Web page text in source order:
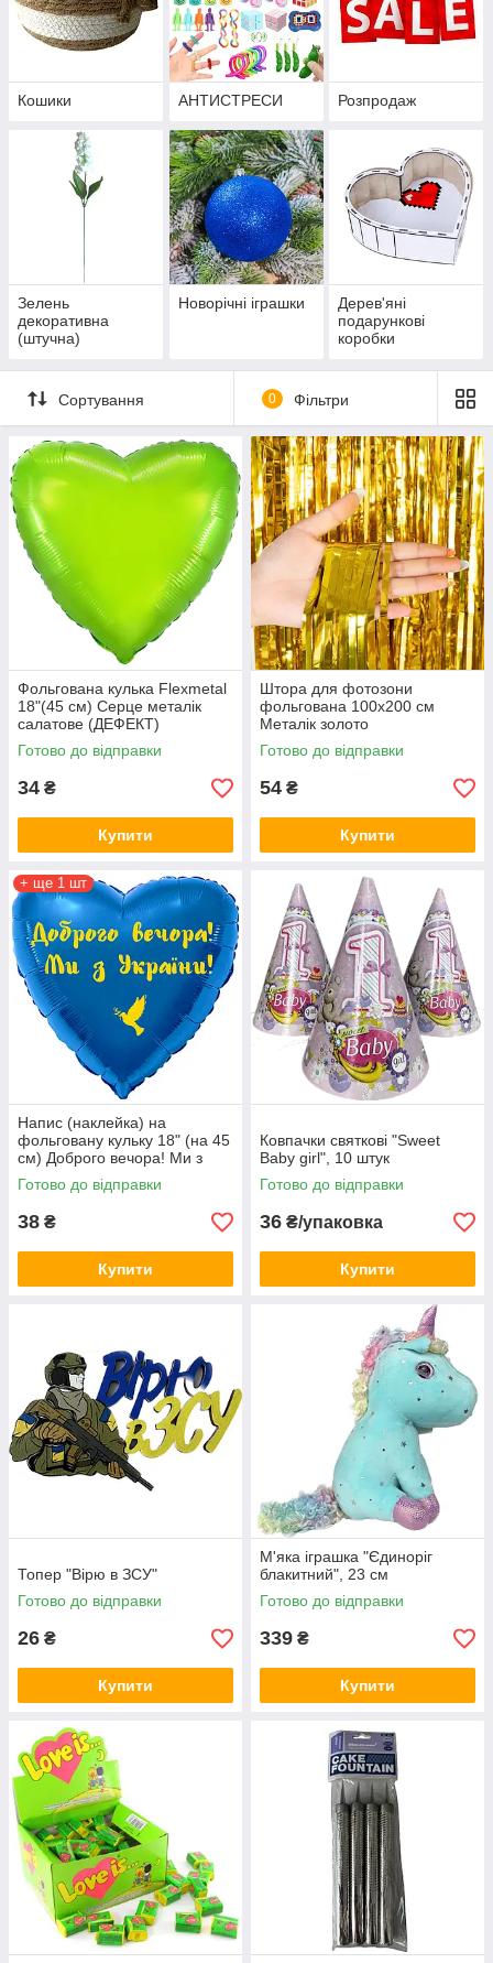
Кошики АНТИСТРЕСИ Розпродаж
Зелень
декоративна
(штучна)
Новорічні іграшки
Дерев'яні
подарункові
коробки
Сортування 0 Фільтри
Фольгована кулька Flexmetal
18"(45 см) Серце металік
салатове (ДЕФЕКТ)
Готово до відправки
34 ₴
Купити
Штора для фотозони
фольгована 100х200 см
Металік золото
Готово до відправки
54 ₴
Купити
+ ще 1 шт
Напис (наклейка) на
фольговану кульку 18" (на 45
см) Доброго вечора! Ми з
України! (будь-який колір)
Готово до відправки
38 ₴
Купити
Ковпачки святкові "Sweet
Baby girl", 10 штук
Готово до відправки
36 ₴/упаковка
Купити
Топер "Вірю в ЗСУ"
Готово до відправки
26 ₴
Купити
М'яка іграшка "Єдиноріг
блакитний", 23 см
Готово до відправки
339 ₴
Купити